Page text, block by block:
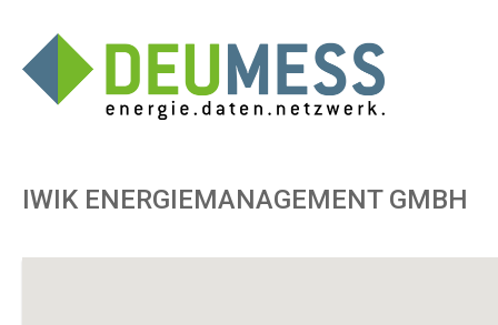
IWIK ENERGIEMANAGEMENT GMBH